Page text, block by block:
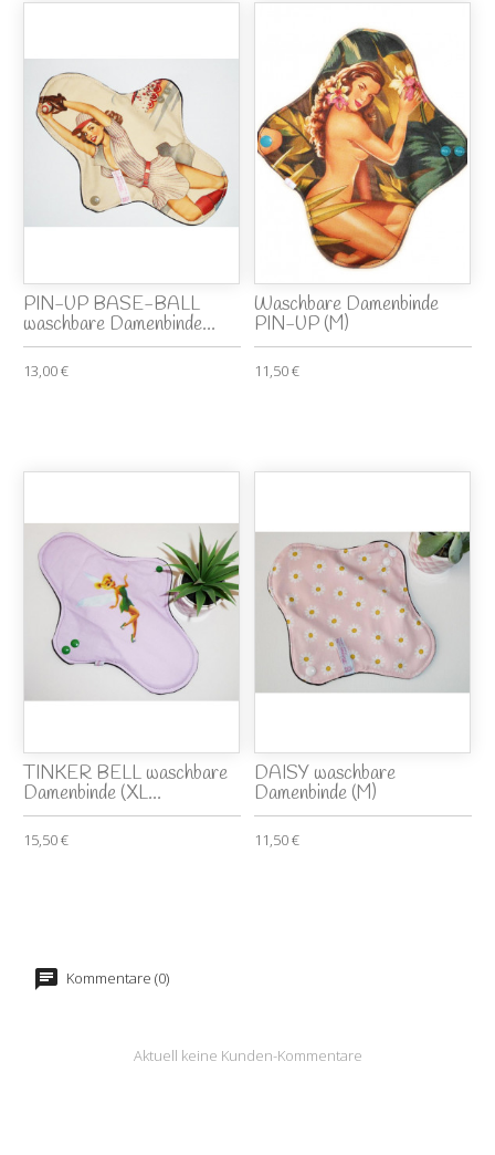
PIN-UP BASE-BALL
waschbare Damenbinde...
13,00 €
Waschbare Damenbinde
PIN-UP (M)
11,50 €
TINKER BELL waschbare
Damenbinde (XL...
15,50 €
DAISY waschbare
Damenbinde (M)
11,50 €
Kommentare (0)
Aktuell keine Kunden-Kommentare